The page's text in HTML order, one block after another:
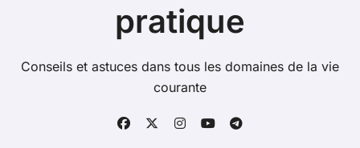
pratique
Conseils et astuces dans tous les domaines de la vie
courante